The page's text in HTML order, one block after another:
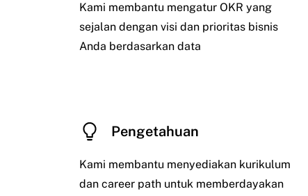
Kami membantu mengatur OKR yang
sejalan dengan visi dan prioritas bisnis
Anda berdasarkan data
Pengetahuan
Kami membantu menyediakan kurikulum
dan career path untuk memberdayakan